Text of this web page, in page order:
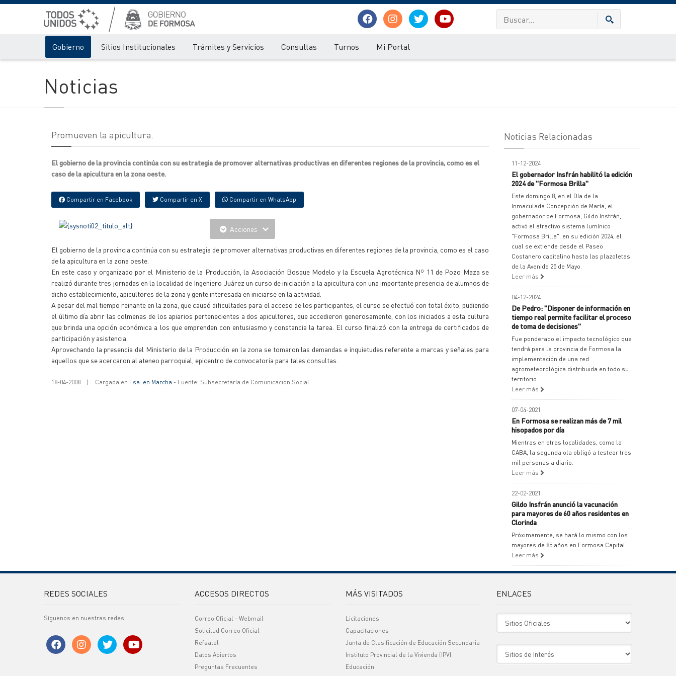
Gobierno Sitios Institucionales Trámites y Servicios Consultas Turnos Mi Portal
Noticias
Promueven la apicultura.
El gobierno de la provincia continúa con su estrategia de promover alternativas productivas en diferentes regiones de la provincia, como es el
caso de la apicultura en la zona oeste.
Compartir en Facebook Compartir en X Compartir en WhatsApp
Acciones
El gobierno de la provincia continúa con su estrategia de promover alternativas productivas en diferentes regiones de la provincia, como es el caso
de la apicultura en la zona oeste.
En este caso y organizado por el Ministerio de la Producción, la Asociación Bosque Modelo y la Escuela Agrotécnica Nº 11 de Pozo Maza se
realizó durante tres jornadas en la localidad de Ingeniero Juárez un curso de iniciación a la apicultura con una importante presencia de alumnos de
dicho establecimiento, apicultores de la zona y gente interesada en iniciarse en la actividad.
A pesar del mal tiempo reinante en la zona, que causó dificultades para el acceso de los participantes, el curso se efectuó con total éxito, pudiendo
el último día abrir las colmenas de los apiarios pertenecientes a dos apicultores, que accedieron generosamente, con los iniciados a esta cultura
que brinda una opción económica a los que emprenden con entusiasmo y constancia la tarea. El curso finalizó con la entrega de certificados de
participación y asistencia.
Aprovechando la presencia del Ministerio de la Producción en la zona se tomaron las demandas e inquietudes referente a marcas y señales para
aquellos que se acercaron al ateneo parroquial, epicentro de convocatoria para tales consultas.
18-04-2008 | Cargada en Fsa. en Marcha - Fuente: Subsecretaría de Comunicación Social
Noticias Relacionadas
11-12-2024
El gobernador Insfrán habilitó la edición
2024 de "Formosa Brilla"
Este domingo 8, en el Día de la
Inmaculada Concepción de María, el
gobernador de Formosa, Gildo Insfrán,
activó el atractivo sistema lumínico
"Formosa Brilla", en su edición 2024, el
cual se extiende desde el Paseo
Costanero capitalino hasta las plazoletas
de la Avenida 25 de Mayo.
Leer más
04-12-2024
De Pedro: "Disponer de información en
tiempo real permite facilitar el proceso
de toma de decisiones"
Fue ponderado el impacto tecnológico que
tendrá para la provincia de Formosa la
implementación de una red
agrometeorológica distribuida en todo su
territorio.
Leer más
07-04-2021
En Formosa se realizan más de 7 mil
hisopados por día
Mientras en otras localidades, como la
CABA, la segunda ola obligó a testear tres
mil personas a diario.
Leer más
22-02-2021
Gildo Insfrán anunció la vacunación
para mayores de 60 años residentes en
Clorinda
Próximamente, se hará lo mismo con los
mayores de 85 años en Formosa Capital.
Leer más
REDES SOCIALES
Síguenos en nuestras redes
ACCESOS DIRECTOS
Correo Oficial - Webmail
Solicitud Correo Oficial
Refsatel
Datos Abiertos
Preguntas Frecuentes
MÁS VISITADOS
Licitaciones
Capacitaciones
Junta de Clasificación de Educación Secundaria
Instituto Provincial de la Vivienda (IPV)
Educación
ENLACES